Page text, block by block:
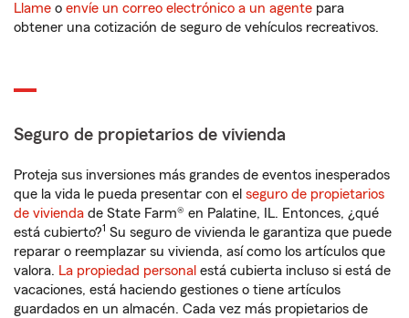
Llame o envíe un correo electrónico a un agente para
obtener una cotización de seguro de vehículos recreativos.
Seguro de propietarios de vivienda
Proteja sus inversiones más grandes de eventos inesperados
que la vida le pueda presentar con el seguro de propietarios
de vivienda de State Farm® en Palatine, IL. Entonces, ¿qué
está cubierto?1 Su seguro de vivienda le garantiza que puede
reparar o reemplazar su vivienda, así como los artículos que
valora. La propiedad personal está cubierta incluso si está de
vacaciones, está haciendo gestiones o tiene artículos
guardados en un almacén. Cada vez más propietarios de